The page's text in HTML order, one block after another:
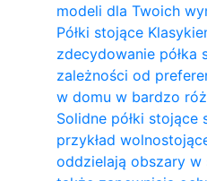
modeli dla Twoich
Półki stojące
zdecydowanie półka
zależności od
w domu w bardzo
Solidne półki stojące
przykład
oddzielają obszary w